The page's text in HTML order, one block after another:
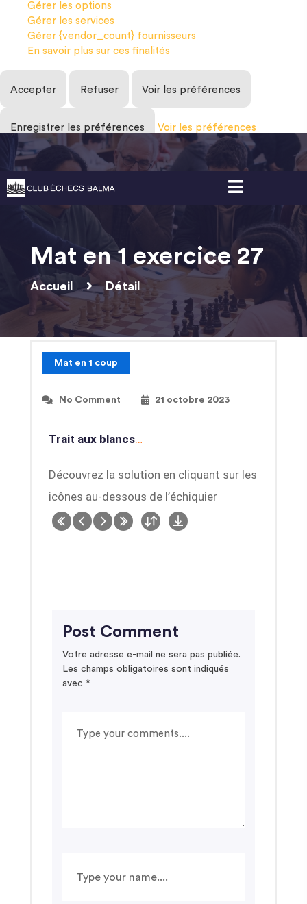
Gérer les options
Gérer les services
Gérer {vendor_count} fournisseurs
En savoir plus sur ces finalités
Accepter Refuser Voir les préférences
Enregistrer les préférences Voir les préférences
Gestion des cookies
Mat en 1 exercice 27
Accueil Détail
Mat en 1 coup
No Comment 21 octobre 2023
Trait aux blancs…
Découvrez la solution en cliquant sur les
icônes au-dessous de l’échiquier
Post Comment
Votre adresse e-mail ne sera pas publiée.
Les champs obligatoires sont indiqués
avec *